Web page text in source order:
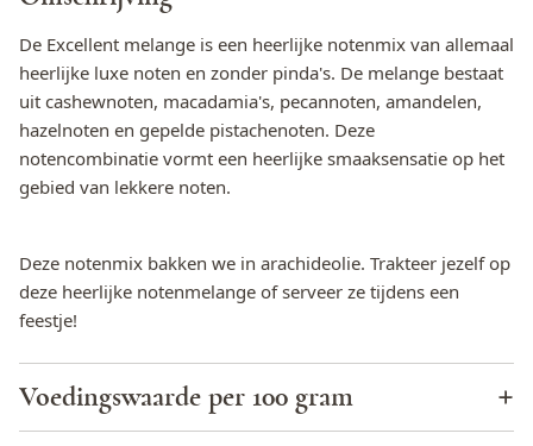
De Excellent melange is een heerlijke notenmix van allemaal
heerlijke luxe noten en zonder pinda's. De melange bestaat
uit cashewnoten, macadamia's, pecannoten, amandelen,
hazelnoten en gepelde pistachenoten. Deze
notencombinatie vormt een heerlijke smaaksensatie op het
gebied van lekkere noten.
Deze notenmix bakken we in arachideolie. Trakteer jezelf op
deze heerlijke notenmelange of serveer ze tijdens een
feestje!
Voedingswaarde per 100 gram